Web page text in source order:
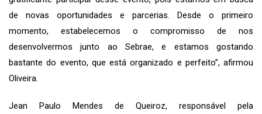
de novas oportunidades e parcerias. Desde o primeiro
momento, estabelecemos o compromisso de nos
desenvolvermos junto ao Sebrae, e estamos gostando
bastante do evento, que está organizado e perfeito”, afirmou
Oliveira.
Jean Paulo Mendes de Queiroz, responsável pela